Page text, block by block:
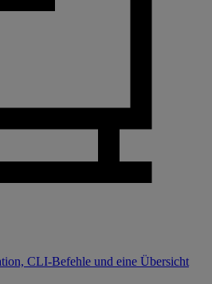
CLI-Befehle und eine Übersicht